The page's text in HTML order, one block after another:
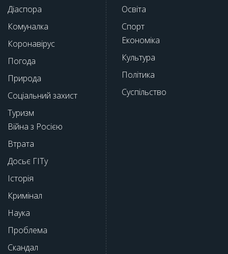
Діаспора
Комуналка
Коронавірус
Погода
Природа
Соціальний захист
Туризм
Війна з Росією
Втрата
Досьє ГІТу
Історія
Кримінал
Наука
Проблема
Скандал
Освіта
Спорт
Економіка
Культура
Політика
Суспільство